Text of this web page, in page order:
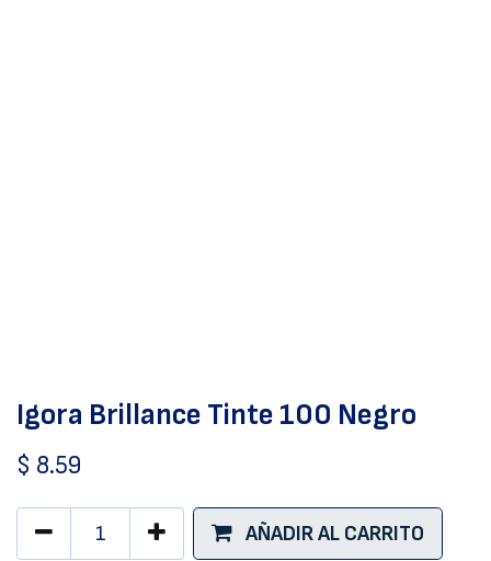
Igora Brillance Tinte 100 Negro
$ 8.59
AÑADIR AL CARRITO